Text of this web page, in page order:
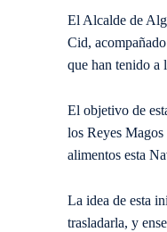
El Alcalde de
Cid,
que han tenido a
El objetivo de
los Reyes Magos
alimentos esta
La idea de esta
trasladarla, y